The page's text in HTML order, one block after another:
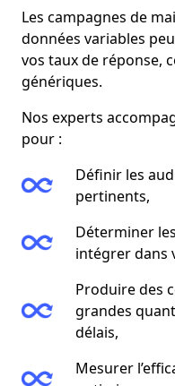
Les campagnes de
données variables
vos taux de réponse,
génériques.
Nos experts
pour :
Définir les
pertinents,
Déterminer
intégrer dans
Produire des
grandes
délais,
Mesurer